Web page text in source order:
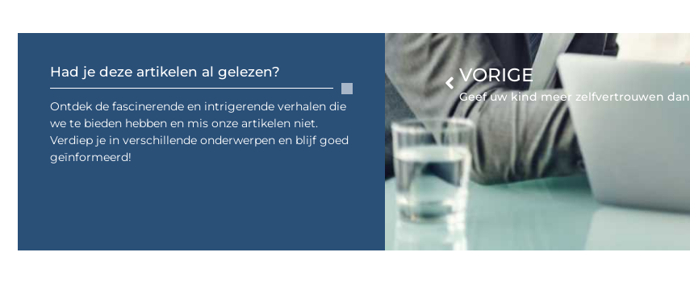
Had je deze artikelen al gelezen?
Ontdek de fascinerende en intrigerende verhalen die
we te bieden hebben en mis onze artikelen niet.
Verdiep je in verschillende onderwerpen en blijf goed
geïnformeerd!
VORIGE